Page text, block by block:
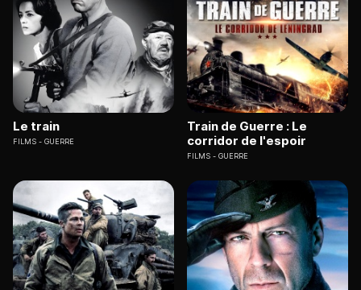
Le train
FILMS GUERRE
Train de Guerre : Le
corridor de l'espoir
FILMS GUERRE